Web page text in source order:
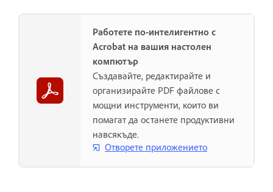
Работете по-интелигентно с
Acrobat на вашия настолен
компютър
Създавайте, редактирайте и
организирайте PDF файлове с
мощни инструменти, които ви
помагат да останете продуктивни
навсякъде.
Отворете приложението